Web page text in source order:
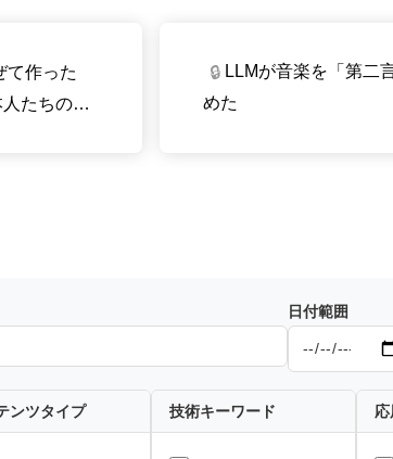
て作った
たちの振
🔒 LLMが音楽を「第二
めた
日付範囲
ンツタイプ 技術キーワード